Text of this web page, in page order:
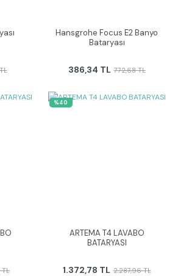
Hansgrohe Focus E2 Banyo
Bataryası
386,34 TL 772,68 TL
TL
%40
ARTEMA T4 LAVABO
BATARYASI
1.372,78 TL 2.287,96 TL